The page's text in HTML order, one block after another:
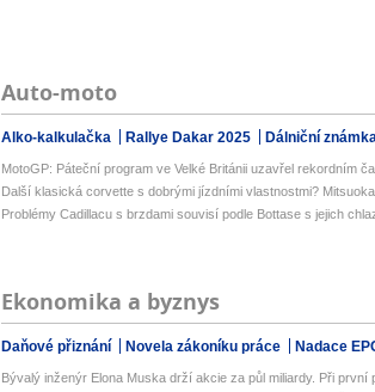
Auto-moto
Alko-kalkulačka Rallye Dakar 2025 Dálniční
MotoGP: Páteční program ve Velké Británii uzavřel rekordním
Další klasická corvette s dobrými jízdními vlastnostmi?
Problémy Cadillacu s brzdami souvisí podle Bottase s jejich
Ekonomika a byznys
Daňové přiznání Novela zákoníku práce Nadace
Bývalý inženýr Elona Muska drží akcie za půl miliardy. Při první